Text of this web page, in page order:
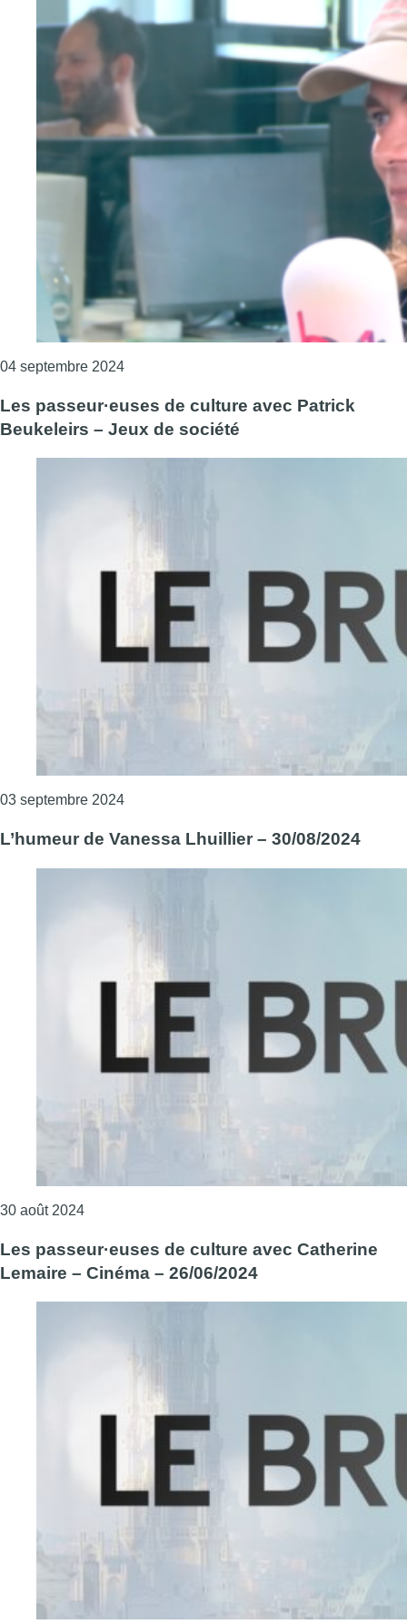
04 septembre 2024Consulter l'article "Les passeur·euses de
Les passeur·euses de culture avec Patrick
Beukeleirs – Jeux de société
03 septembre 2024Consulter l'article "Les passeur·euses de
L’humeur de Vanessa Lhuillier – 30/08/2024
30 août 2024Consulter l'article "L’humeur de Vanessa Lhuillier
Les passeur·euses de culture avec Catherine
Lemaire – Cinéma – 26/06/2024